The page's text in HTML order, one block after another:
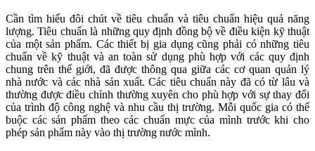
Cần tìm hiểu đôi chút về tiêu chuẩn và tiêu chuẩn hiệu quả năng
lượng. Tiêu chuẩn là những quy định đồng bộ về điều kiện kỹ thuật
của một sản phẩm. Các thiết bị gia dụng cũng phải có những tiêu
chuẩn về kỹ thuật và an toàn sử dụng phù hợp với các quy định
chung trên thế giới, đã được thông qua giữa các cơ quan quản lý
nhà nước và các nhà sản xuất. Các tiêu chuẩn này đã có từ lâu và
thường được điều chỉnh thường xuyên cho phù hợp với sự thay đổi
của trình độ công nghệ và nhu cầu thị trường. Mỗi quốc gia có thể
buộc các sản phẩm theo các chuẩn mực của mình trước khi cho
phép sản phẩm này vào thị trường nước mình.